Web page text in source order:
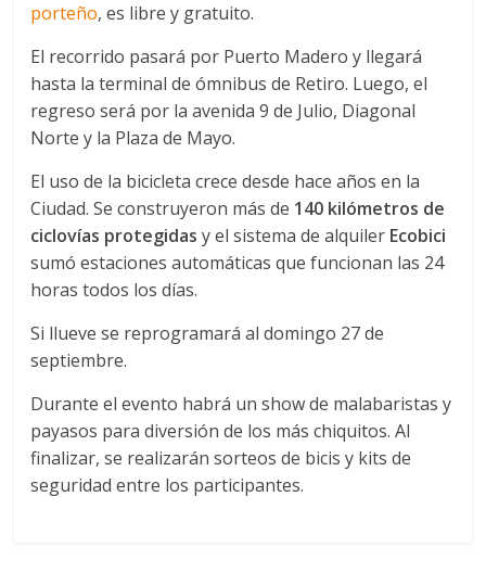
porteño, es libre y gratuito.
El recorrido pasará por Puerto Madero y llegará
hasta la terminal de ómnibus de Retiro. Luego, el
regreso será por la avenida 9 de Julio, Diagonal
Norte y la Plaza de Mayo.
El uso de la bicicleta crece desde hace años en la
Ciudad. Se construyeron más de 140 kilómetros de
ciclovías protegidas y el sistema de alquiler Ecobici
sumó estaciones automáticas que funcionan las 24
horas todos los días.
Si llueve se reprogramará al domingo 27 de
septiembre.
Durante el evento habrá un show de malabaristas y
payasos para diversión de los más chiquitos. Al
finalizar, se realizarán sorteos de bicis y kits de
seguridad entre los participantes.